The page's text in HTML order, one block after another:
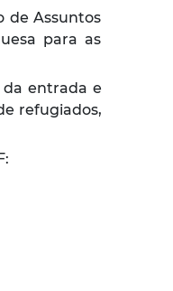
de Assuntos
para as
da entrada e
refugiados,